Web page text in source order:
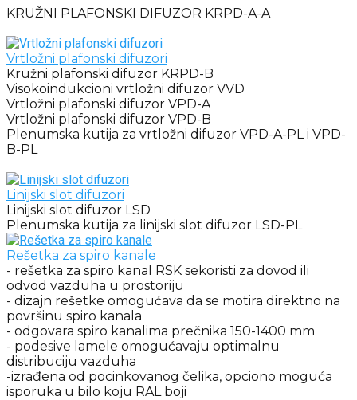
KRUŽNI PLAFONSKI DIFUZOR KRPD-A-A
Vrtložni plafonski difuzori
Kružni plafonski difuzor KRPD-B
Visokoindukcioni vrtložni difuzor VVD
Vrtložni plafonski difuzor VPD-A
Vrtložni plafonski difuzor VPD-B
Plenumska kutija za vrtložni difuzor VPD-A-PL i VPD-
B-PL
Linijski slot difuzori
Linijski slot difuzor LSD
Plenumska kutija za linijski slot difuzor LSD-PL
Rešetka za spiro kanale
- rešetka za spiro kanal RSK sekoristi za dovod ili
odvod vazduha u prostoriju
- dizajn rešetke omogućava da se motira direktno na
površinu spiro kanala
- odgovara spiro kanalima prečnika 150-1400 mm
- podesive lamele omogućavaju optimalnu
distribuciju vazduha
-izrađena od pocinkovanog čelika, opciono moguća
isporuka u bilo koju RAL boji